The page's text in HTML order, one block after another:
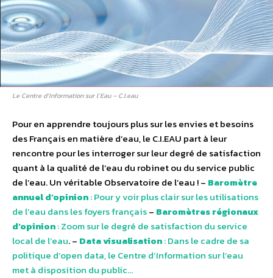
Le Centre d’Information sur l’Eau – C.I.eau
Pour en apprendre toujours plus sur les envies et besoins
des Français en matière d’eau, le C.I.EAU part à leur
rencontre pour les interroger sur leur degré de satisfaction
quant à la qualité de l’eau du robinet ou du service public
de l’eau. Un véritable Observatoire de l’eau ! – Baromètre
annuel d’opinion: Pour y voir plus clair sur les utilisations
de l’eau dans les foyers français– Baromètres régionaux
d’opinion: Zoom sur le degré de satisfaction du service
local de l’eau. – Data visualisation: Dans le cadre de sa
politique d’open data, le Centre d’Information sur l’eau
met à disposition du public…